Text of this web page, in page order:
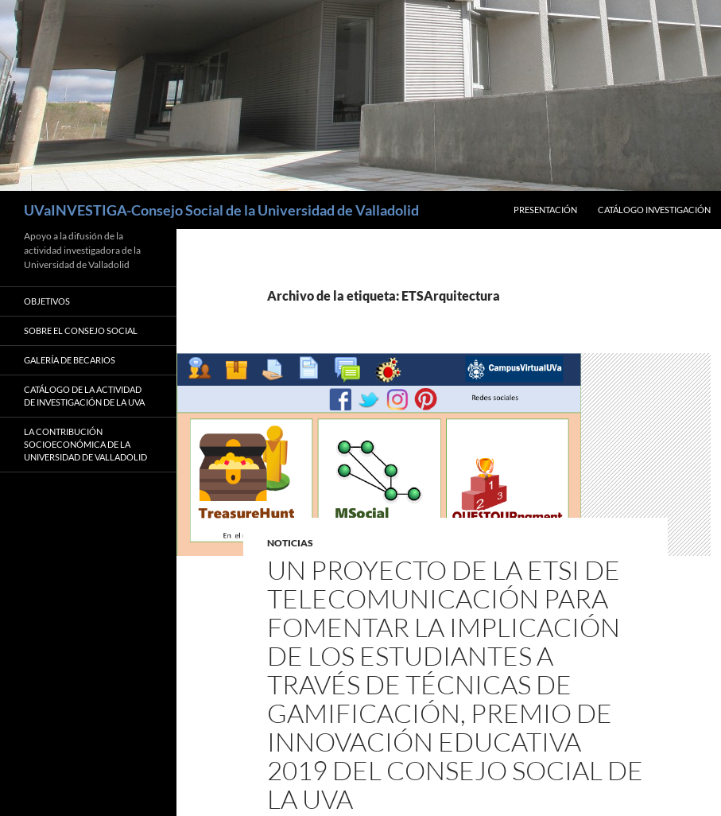
UVaINVESTIGA-Consejo Social de la Universidad de Valladolid
PRESENTACIÓN
CATÁLOGO INVESTIGACIÓN
Archivo de la etiqueta: ETSArquitectura
NOTICIAS
UN PROYECTO DE LA ETSI DE
TELECOMUNICACIÓN PARA
FOMENTAR LA IMPLICACIÓN
DE LOS ESTUDIANTES A
TRAVÉS DE TÉCNICAS DE
GAMIFICACIÓN, PREMIO DE
INNOVACIÓN EDUCATIVA
2019 DEL CONSEJO SOCIAL DE
LA UVA
Apoyo a la difusión de la
actividad investigadora de la
Universidad de Valladolid
OBJETIVOS
SOBRE EL CONSEJO SOCIAL
GALERÍA DE BECARIOS
CATÁLOGO DE LA ACTIVIDAD
DE INVESTIGACIÓN DE LA UVA
LA CONTRIBUCIÓN
SOCIOECONÓMICA DE LA
UNIVERSIDAD DE VALLADOLID